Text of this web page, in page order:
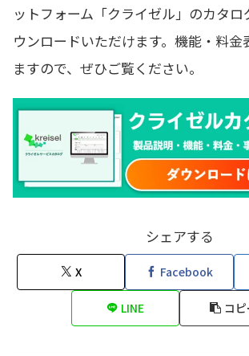
ットフォーム「クライゼル」のカタ
ウンロードいただけます。機能・料金
ますので、ぜひご覧ください。
シェアする
X Facebook
LINE コピ